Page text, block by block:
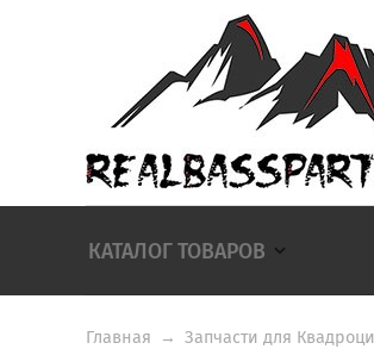
КАТАЛОГ ТОВАРОВ
Главная → Запчасти для